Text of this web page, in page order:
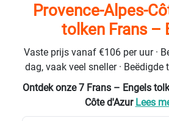
Provence-Alpes-
tolken Frans –
Vaste prijs vanaf €106 per uur ·
dag, vaak veel sneller ·
Ontdek onze 7 Frans – Engels
Côte d'Azur Lees